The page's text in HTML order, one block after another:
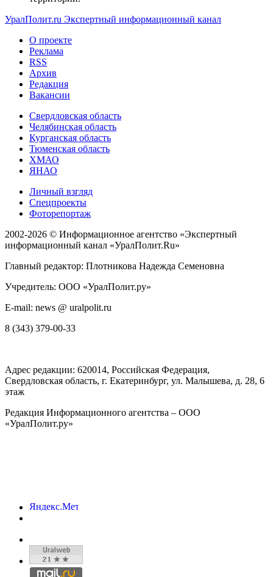
УралПолит.ru Экспертный информационный канал
О проекте
Реклама
RSS
Архив
Редакция
Вакансии
Свердловская область
Челябинская область
Курганская область
Тюменская область
ХМАО
ЯНАО
Личный взгляд
Спецпроекты
Фоторепортаж
2002-2026 © Информационное агентство «Экспертный
информационный канал «УралПолит.Ru»
Главный редактор: Плотникова Надежда Семеновна
Учредитель: ООО «УралПолит.ру»
E-mail: news @ uralpolit.ru
8 (343) 379-00-33
Адрес редакции: 620014, Российская Федерация,
Свердловская область, г. Екатеринбург, ул. Малышева, д. 28, 6
этаж
Редакция Информационного агентства – ООО
«УралПолит.ру»